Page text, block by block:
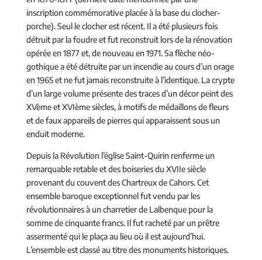
inscription commémorative placée à la base du clocher-
porche). Seul le clocher est récent. Il a été plusieurs fois
détruit par la foudre et fut reconstruit lors de la rénovation
opérée en 1877 et, de nouveau en 1971. Sa flèche néo-
gothique a été détruite par un incendie au cours d’un orage
en 1965 et ne fut jamais reconstruite à l’identique. La crypte
d’un large volume présente des traces d’un décor peint des
XVème et XVIème siècles, à motifs de médaillons de fleurs
et de faux appareils de pierres qui apparaissent sous un
enduit moderne.
Depuis la Révolution l’église Saint-Quirin renferme un
remarquable retable et des boiseries du XVIIe siècle
provenant du couvent des Chartreux de Cahors. Cet
ensemble baroque exceptionnel fut vendu par les
révolutionnaires à un charretier de Lalbenque pour la
somme de cinquante francs. Il fut racheté par un prêtre
assermenté qui le plaça au lieu où il est aujourd’hui.
L’ensemble est classé au titre des monuments historiques.